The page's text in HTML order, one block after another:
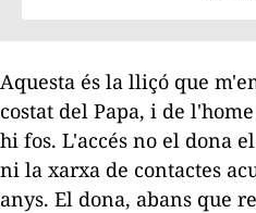
Aquesta és la lliçó que
costat del Papa, i de
hi fos. L'accés no el dona
ni la xarxa de contactes
anys. El dona, abans que